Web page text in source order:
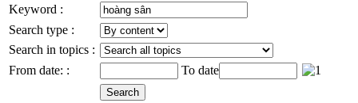
Keyword :
Search type :
Search in topics :
From date: :
To date